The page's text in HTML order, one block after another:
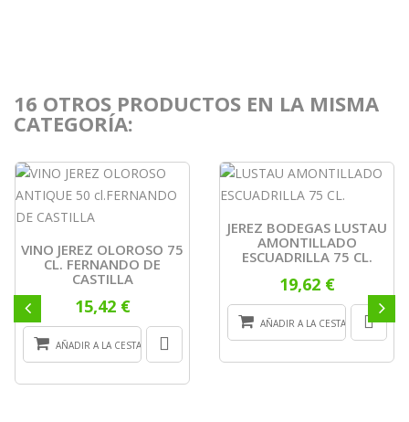
16 OTROS PRODUCTOS EN LA MISMA
CATEGORÍA:
VINO JEREZ OLOROSO 75
CL. FERNANDO DE
CASTILLA
15,42 €
AÑADIR A LA CESTA
JEREZ BODEGAS LUSTAU
AMONTILLADO
ESCUADRILLA 75 CL.
19,62 €
AÑADIR A LA CESTA